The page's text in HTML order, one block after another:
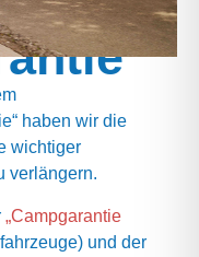
haben wir die
wichtiger
verlängern.
„Campgarantie
und der